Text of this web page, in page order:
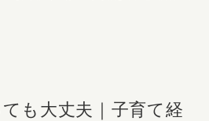
も大丈夫｜子育て経